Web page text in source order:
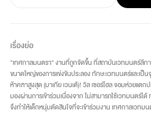
เรื่องย่อ
"เทศกาลมนตรา" งานที่ถูกจัดขึ้น ที่สถาบันเวทมนตร์ลีก
ขนาดใหญ่ของการแข่งขันประลอง ทักษะเวทมนตร์และเ
ห้าคฑาสูงสุด (มาเกีย เวนเต้)! วิล เซอร์โฮล จอมห่วยแตก
มองผ่านการเข้าร่วมเนื่องจาก ไม่สามารถใช้เวทมนตร์ไ
จึงทำให้เด็กหนุ่มตัดสินใจที่จะเข้าร่วมงาน เทศกาลเวท